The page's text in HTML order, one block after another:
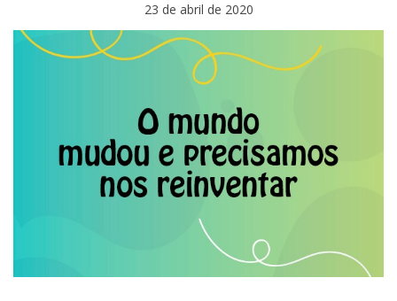
23 de abril de 2020